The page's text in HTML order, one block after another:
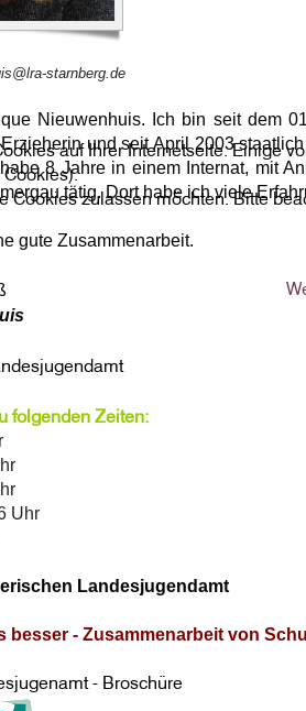
@lra-starnberg.de
Nieuwenhuis.
Ich bin seit dem
und seit April 2003
8 Jahre in einem Internat, mit
tätig. Dort habe ich viele
gute Zusammenarbeit.
folgenden Zeiten:
Uhr
Landesjugendamt
besser - Zusammenarbeit von
- Broschüre
auf Ihrer Internetseite. Einige
Cookies).
Cookies zulassen möchten. Bitte